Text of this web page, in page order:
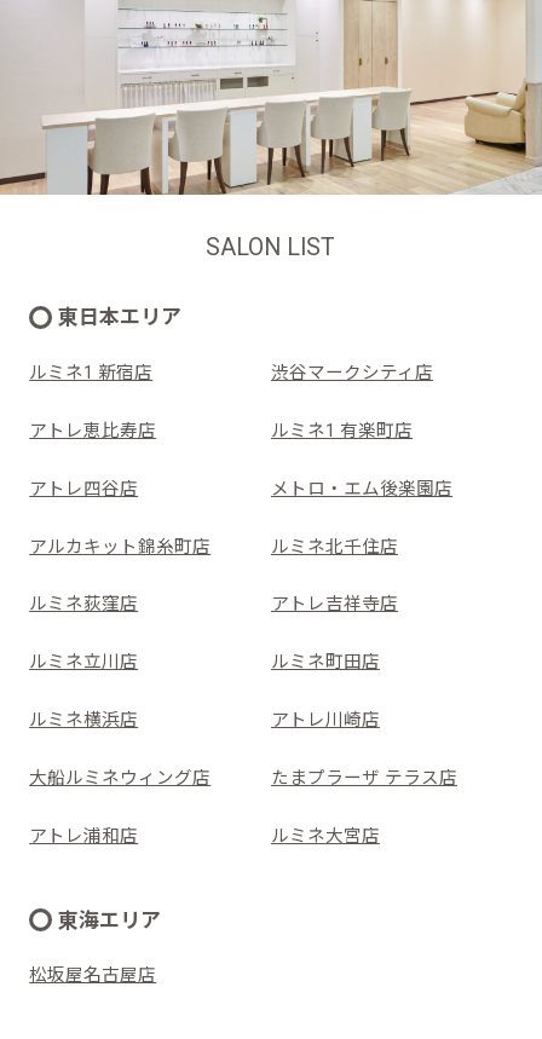
SALON LIST
東日本エリア
ルミネ1 新宿店 渋谷マークシティ店
アトレ恵比寿店 ルミネ1 有楽町店
アトレ四谷店 メトロ・エム後楽園店
アルカキット錦糸町店 ルミネ北千住店
ルミネ荻窪店 アトレ吉祥寺店
ルミネ立川店 ルミネ町田店
ルミネ横浜店 アトレ川崎店
大船ルミネウィング店 たまプラーザ テラス店
アトレ浦和店 ルミネ大宮店
東海エリア
松坂屋名古屋店